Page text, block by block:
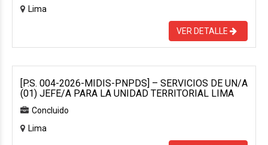
Lima
VER DETALLE
[P.S. 004-2026-MIDIS-PNPDS] – SERVICIOS DE UN/A
(01) JEFE/A PARA LA UNIDAD TERRITORIAL LIMA
Concluido
Lima